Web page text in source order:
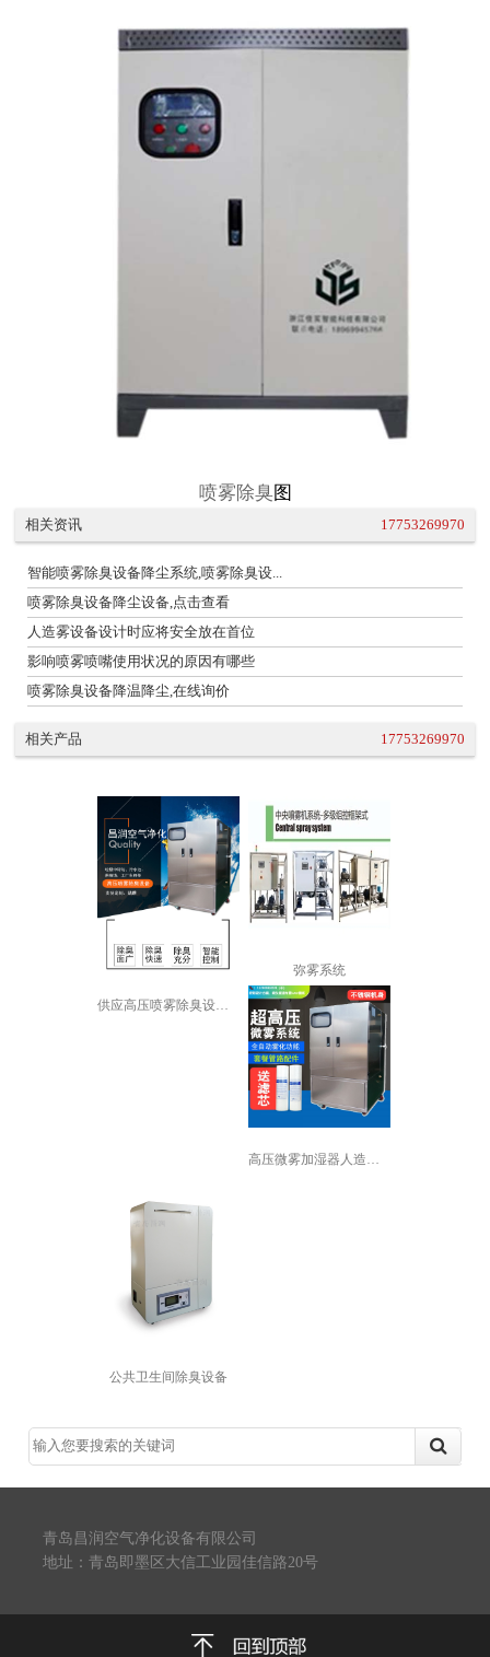
喷雾除臭图
相关资讯 17753269970
智能喷雾除臭设备降尘系统,喷雾除臭设...
喷雾除臭设备降尘设备,点击查看
人造雾设备设计时应将安全放在首位
影响喷雾喷嘴使用状况的原因有哪些
喷雾除臭设备降温降尘,在线询价
相关产品 17753269970
供应高压喷雾除臭设备 工厂车间除味支...
弥雾系统
高压微雾加湿器人造雾加湿机景观喷雾降...
公共卫生间除臭设备
青岛昌润空气净化设备有限公司
地址：青岛即墨区大信工业园佳信路20号